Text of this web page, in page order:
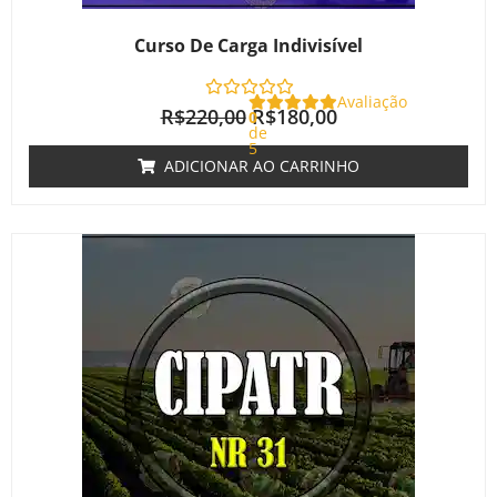
Curso De Carga Indivisível
Avaliação
0
de
5
R$220,00 R$180,00
ADICIONAR AO CARRINHO